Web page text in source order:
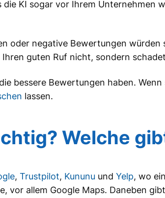
KI sogar vor Ihrem Unternehmen
oder negative Bewertungen würden
guten Ruf nicht, sondern
bessere Bewertungen haben. Wenn
lassen.
Welche
, Trustpilot, Kununu und Yelp, wo
vor allem Google Maps. Daneben